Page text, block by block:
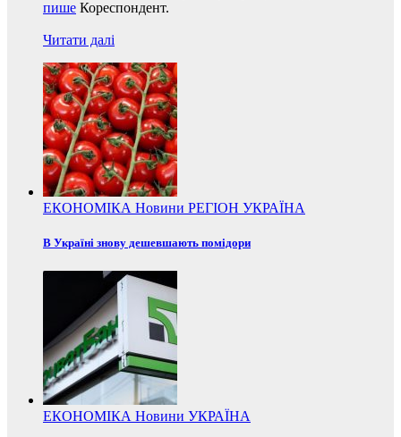
пише Кореспондент.
Читати далі
ЕКОНОМІКА Новини РЕГІОН УКРАЇНА
В Україні знову дешевшають помідори
ЕКОНОМІКА Новини УКРАЇНА